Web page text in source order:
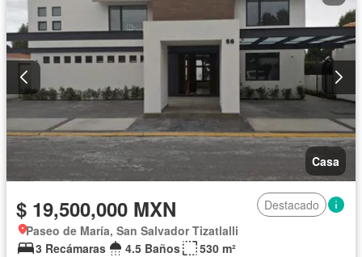
Casa
$ 19,500,000 MXN
Destacado
Paseo de María, San Salvador Tizatlalli
3 Recámaras
4.5 Baños
530 m²